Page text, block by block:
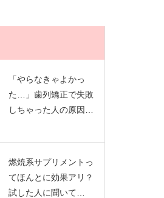
「やらなきゃよかっ
た…」歯列矯正で失敗
しちゃった人の原因…
燃焼系サプリメントっ
てほんとに効果アリ？
試した人に聞いて…